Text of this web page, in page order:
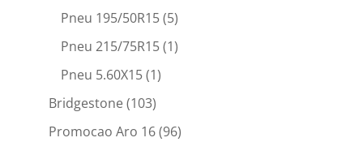
Pneu 195/50R15(5)
Pneu 215/75R15(1)
Pneu 5.60X15(1)
Bridgestone(103)
Promocao Aro 16(96)